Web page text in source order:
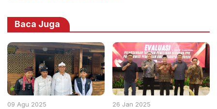
Baca Juga
09 Agu 2025 26 Jan 2025